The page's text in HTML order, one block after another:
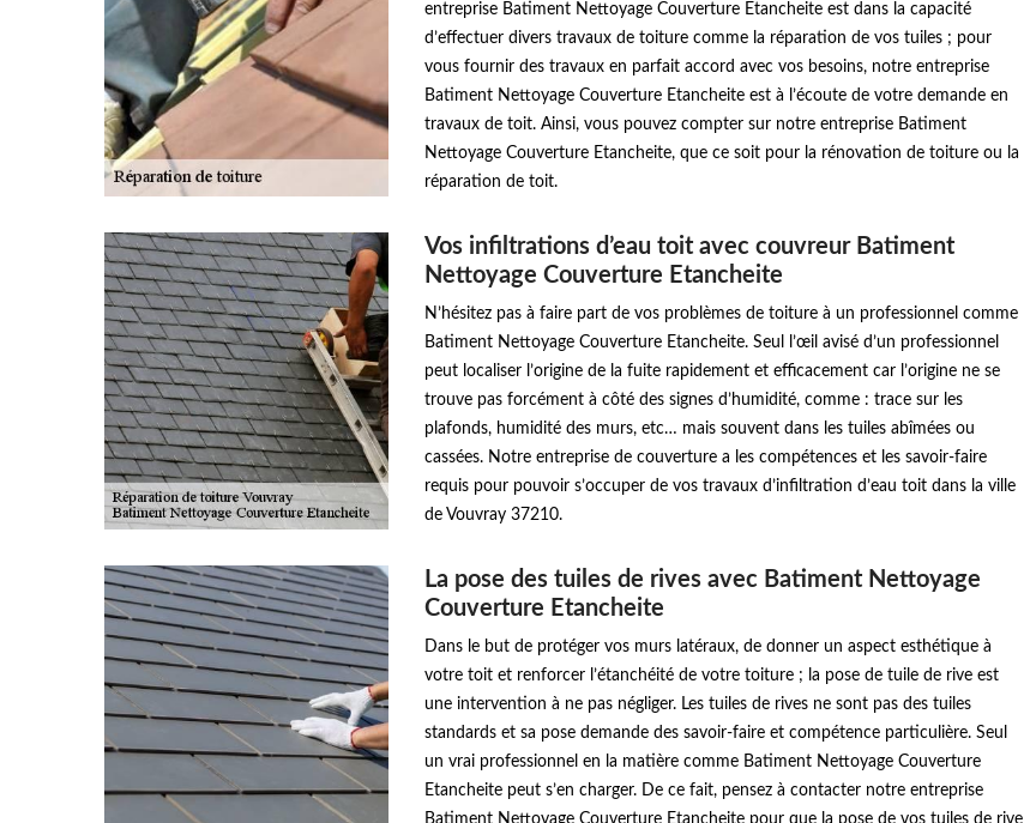
entreprise Batiment Nettoyage Couverture Etancheite est dans la capacité
d’effectuer divers travaux de toiture comme la réparation de vos tuiles ; pour
vous fournir des travaux en parfait accord avec vos besoins, notre entreprise
Batiment Nettoyage Couverture Etancheite est à l’écoute de votre demande en
travaux de toit. Ainsi, vous pouvez compter sur notre entreprise Batiment
Nettoyage Couverture Etancheite, que ce soit pour la rénovation de toiture ou la
réparation de toit.
Vos infiltrations d’eau toit avec couvreur Batiment
Nettoyage Couverture Etancheite
N’hésitez pas à faire part de vos problèmes de toiture à un professionnel comme
Batiment Nettoyage Couverture Etancheite. Seul l’œil avisé d’un professionnel
peut localiser l’origine de la fuite rapidement et efficacement car l’origine ne se
trouve pas forcément à côté des signes d’humidité, comme : trace sur les
plafonds, humidité des murs, etc… mais souvent dans les tuiles abîmées ou
cassées. Notre entreprise de couverture a les compétences et les savoir-faire
requis pour pouvoir s’occuper de vos travaux d’infiltration d’eau toit dans la ville
de Vouvray 37210.
La pose des tuiles de rives avec Batiment Nettoyage
Couverture Etancheite
Dans le but de protéger vos murs latéraux, de donner un aspect esthétique à
votre toit et renforcer l’étanchéité de votre toiture ; la pose de tuile de rive est
une intervention à ne pas négliger. Les tuiles de rives ne sont pas des tuiles
standards et sa pose demande des savoir-faire et compétence particulière. Seul
un vrai professionnel en la matière comme Batiment Nettoyage Couverture
Etancheite peut s’en charger. De ce fait, pensez à contacter notre entreprise
Batiment Nettoyage Couverture Etancheite pour que la pose de vos tuiles de rive